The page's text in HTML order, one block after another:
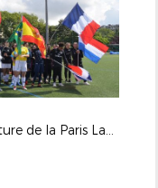
La cérémonie d'ouverture de la Paris Ladies Cup